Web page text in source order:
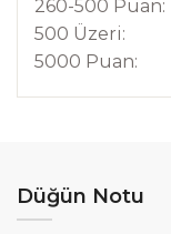
260-500 Puan:
500 Üzeri:
5000 Puan:
Düğün Notu